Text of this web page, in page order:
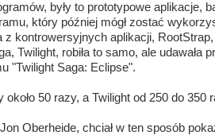
były to prototypowe aplikacje,
który później mógł zostać
z kontrowersyjnych aplikacji,
Twilight, robiła to samo, ale udawała
"Twilight Saga: Eclipse".
około 50 razy, a Twilight od 250 do 350
Oberheide, chciał w ten sposób